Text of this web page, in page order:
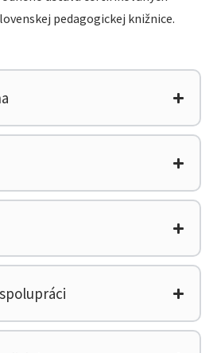
pedagogickej knižnice.